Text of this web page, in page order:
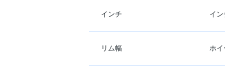
インチ イ
リム幅 ホ